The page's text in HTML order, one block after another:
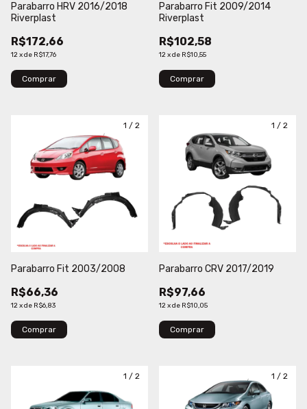
Parabarro HRV 2016/2018
Riverplast
R$172,66
12xde R$17,76
Comprar
Parabarro Fit 2009/2014
Riverplast
R$102,58
12xde R$10,55
Comprar
1 / 2
Parabarro Fit 2003/2008
R$66,36
12xde R$6,83
Comprar
1 / 2
Parabarro CRV 2017/2019
R$97,66
12xde R$10,05
Comprar
1 / 2 1 / 2